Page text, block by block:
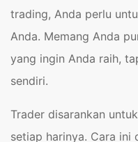
trading, Anda perlu
Anda. Memang Anda
yang ingin Anda raih,
sendiri.
Trader disarankan
setiap harinya. Cara ini